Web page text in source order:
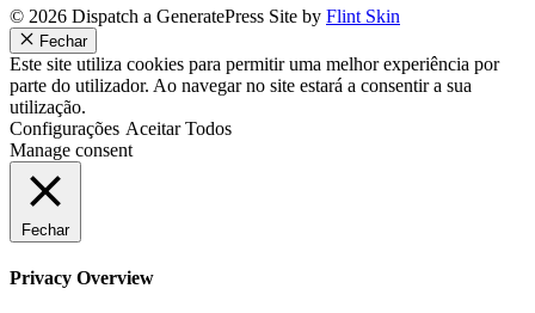
© 2026 Dispatch a GeneratePress Site by Flint Skin
Fechar
Este site utiliza cookies para permitir uma melhor experiência por
parte do utilizador. Ao navegar no site estará a consentir a sua
utilização.
Configurações Aceitar Todos
Manage consent
Fechar
Privacy Overview